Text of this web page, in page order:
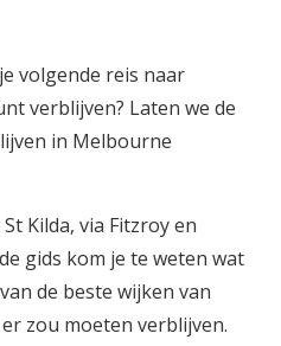
volgende reis naar
verblijven? Laten we de
in Melbourne
Kilda, via Fitzroy en
gids kom je te weten wat
de beste wijken van
zou moeten verblijven.